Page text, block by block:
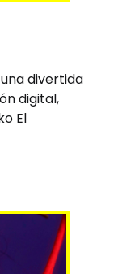
divertida
digital,
El